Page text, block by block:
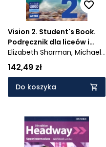
Vision 2. Student's Book.
Podręcznik dla liceów i
techników - 985/2/2019
Elizabeth Sharman, Michael
Duckworth
142,49 zł
Do koszyka